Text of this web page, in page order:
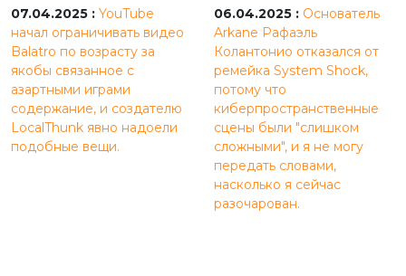
07.04.2025 : YouTube
начал ограничивать видео
Balatro по возрасту за
якобы связанное с
азартными играми
содержание, и создателю
LocalThunk явно надоели
подобные вещи.
06.04.2025 : Основатель
Arkane Рафаэль
Колантонио отказался от
ремейка System Shock,
потому что
киберпространственные
сцены были "слишком
сложными", и я не могу
передать словами,
насколько я сейчас
разочарован.